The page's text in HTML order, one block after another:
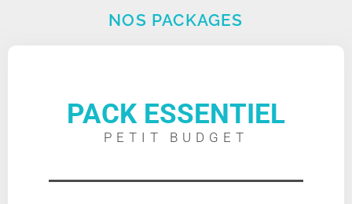
NOS PACKAGES
PACK ESSENTIEL
PETIT BUDGET